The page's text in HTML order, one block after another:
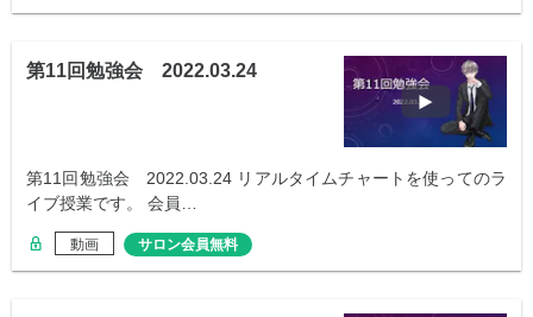
第11回勉強会 2022.03.24
第11回勉強会 2022.03.24 リアルタイムチャートを使ってのラ
イブ授業です。 会員…
動画 サロン会員無料